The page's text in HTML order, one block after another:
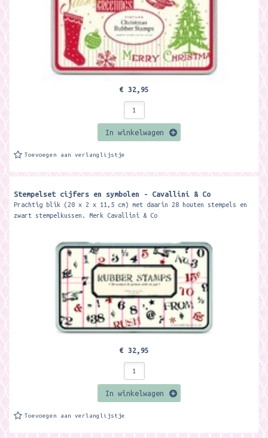
€ 32,95
In winkelwagen
Toevoegen aan verlanglijstje
Stempelset cijfers en symbolen - Cavallini & Co
Prachtig blik (20 x 2 x 11,5 cm) met daarin 28 houten stempels en
zwart stempelkussen. Merk Cavallini & Co
€ 32,95
In winkelwagen
Toevoegen aan verlanglijstje